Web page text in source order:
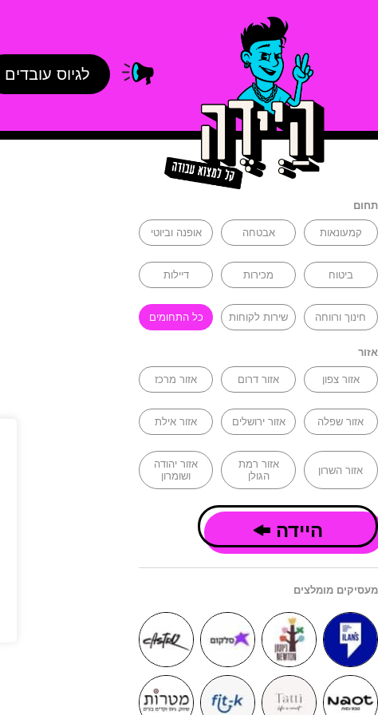
לגיוס עובדים
תחום
קמעונאות אבטחה אופנה וביוטי
ביטוח מכירות דיילות
חינוך ורווחה שירות לקוחות כל התחומים
אזור
אזור צפון אזור דרום אזור מרכז
אזור שפלה אזור ירושלים אזור אילת
אזור השרון
אזור רמת
הגולן
אזור יהודה
ושומרון
היידה
מעסיקים מומלצים